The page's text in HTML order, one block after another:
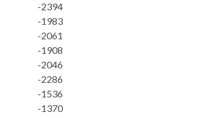
-2394
-1983
-2061
-1908
-2046
-2286
-1536
-1370